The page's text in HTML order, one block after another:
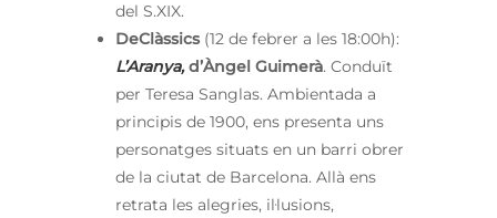
del S.XIX.
DeClàssics (12 de febrer a les 18:00h):
L’Aranya,d’Àngel Guimerà. Conduït
per Teresa Sanglas. Ambientada a
principis de 1900, ens presenta uns
personatges situats en un barri obrer
de la ciutat de Barcelona. Allà ens
retrata les alegries, il·lusions,